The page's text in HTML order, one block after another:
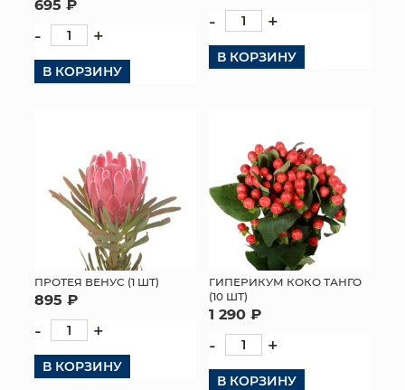
695 ₽
- +
В КОРЗИНУ
- +
В КОРЗИНУ
ПРОТЕЯ ВЕНУС (1 ШТ)
895 ₽
- +
В КОРЗИНУ
ГИПЕРИКУМ КОКО ТАНГО
(10 ШТ)
1 290 ₽
- +
В КОРЗИНУ